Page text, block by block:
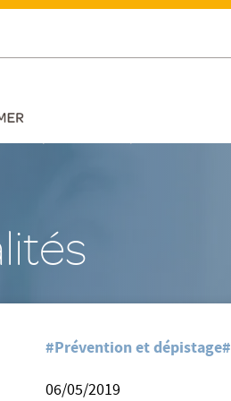
auquel les équipes de
Omer/Nos actualites/Retour sur le
#Prévention et dépistage
06/05/2019